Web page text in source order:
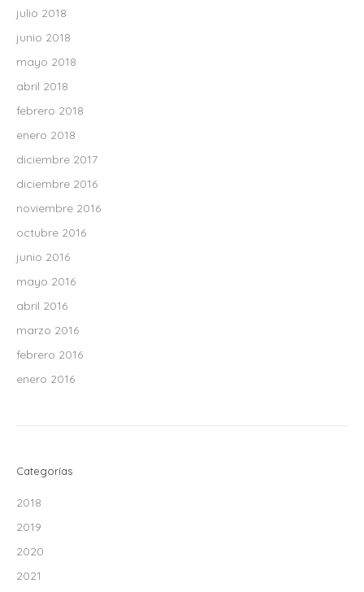
julio 2018
junio 2018
mayo 2018
abril 2018
febrero 2018
enero 2018
diciembre 2017
diciembre 2016
noviembre 2016
octubre 2016
junio 2016
mayo 2016
abril 2016
marzo 2016
febrero 2016
enero 2016
Categorías
2018
2019
2020
2021